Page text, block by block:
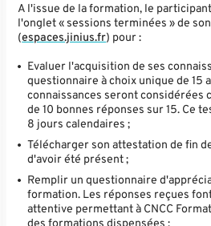
A l'issue de la formation, le
l'onglet « sessions terminées » de
(espaces.jinius.fr) pour :
Evaluer l'acquisition de ses
questionnaire à choix unique de 15
connaissances seront considérées
de 10 bonnes réponses sur 15. Ce
8 jours calendaires ;
Télécharger son attestation de fin
d'avoir été présent ;
Remplir un questionnaire
formation. Les réponses reçues
attentive permettant à CNCC